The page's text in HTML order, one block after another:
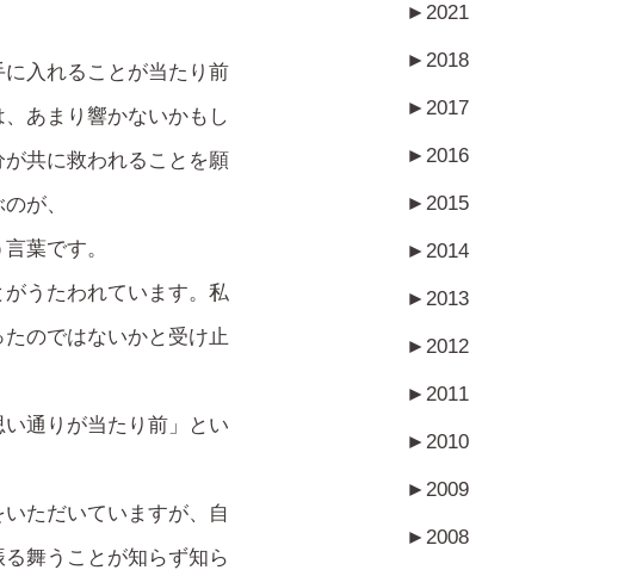
入れることが当たり前
あまり響かないかもし
共に救われることを願
が、
葉です。
うたわれています。私
のではないかと受け止
通りが当たり前」とい
ただいていますが、自
舞うことが知らず知ら
► 2021
► 2018
► 2017
► 2016
► 2015
► 2014
► 2013
► 2012
► 2011
► 2010
► 2009
► 2008